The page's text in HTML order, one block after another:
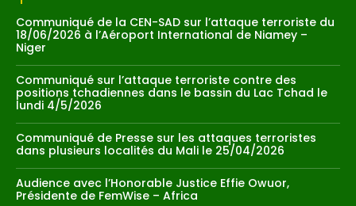
Communiqué de la CEN-SAD sur l’attaque terroriste du
18/06/2026 à l’Aéroport International de Niamey –
Niger
Communiqué sur l’attaque terroriste contre des
positions tchadiennes dans le bassin du Lac Tchad le
lundi 4/5/2026
Communiqué de Presse sur les attaques terroristes
dans plusieurs localités du Mali le 25/04/2026
Audience avec l’Honorable Justice Effie Owuor,
Présidente de FemWise – Africa